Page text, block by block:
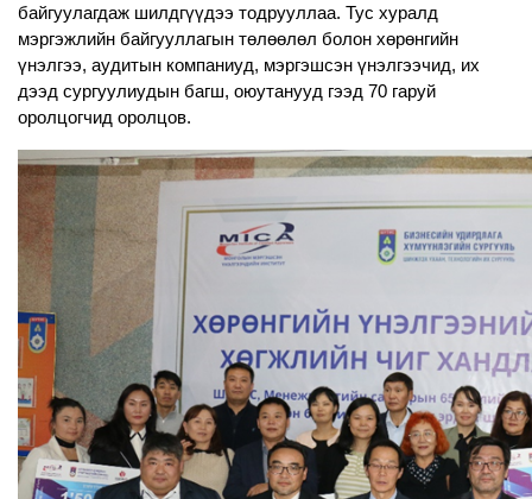
байгуулагдаж шилдгүүдээ тодрууллаа. Тус хуралд
мэргэжлийн байгууллагын төлөөлөл болон хөрөнгийн
үнэлгээ, аудитын компаниуд, мэргэшсэн үнэлгээчид, их
дээд сургуулиудын багш, оюутанууд гээд 70 гаруй
оролцогчид оролцов.